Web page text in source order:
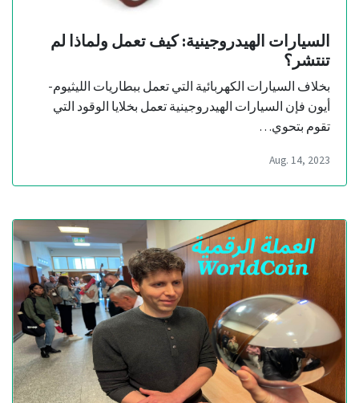
السيارات الهيدروجينية: كيف تعمل ولماذا لم
تنتشر؟
بخلاف السيارات الكهربائية التي تعمل ببطاريات الليثيوم-
أيون فإن السيارات الهيدروجينية تعمل بخلايا الوقود التي
تقوم بتحوي…
Aug. 14, 2023